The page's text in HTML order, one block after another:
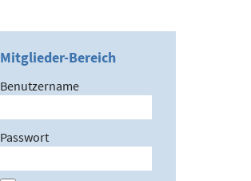
Mitglieder-Bereich
Benutzername
Passwort